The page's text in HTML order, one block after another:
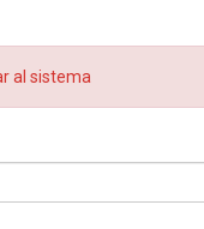
al sistema